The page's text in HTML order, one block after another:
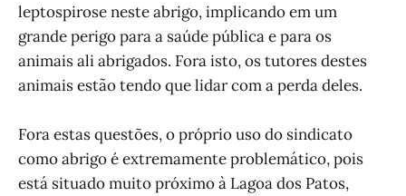
leptospirose neste abrigo, implicando em um
grande perigo para a saúde pública e para os
animais ali abrigados. Fora isto, os tutores destes
animais estão tendo que lidar com a perda deles.
Fora estas questões, o próprio uso do sindicato
como abrigo é extremamente problemático, pois
está situado muito próximo à Lagoa dos Patos,